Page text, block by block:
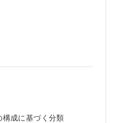
成に基づく分類